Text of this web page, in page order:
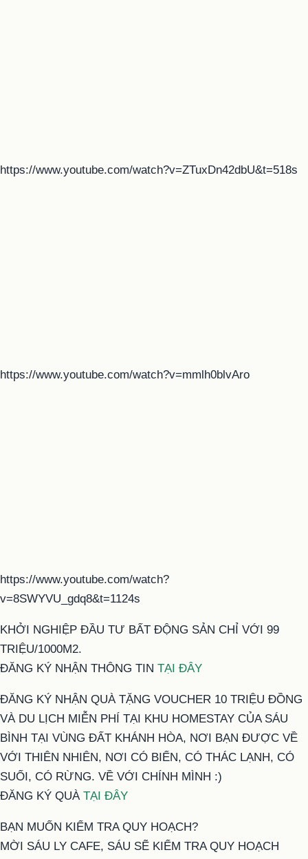
https://www.youtube.com/watch?v=ZTuxDn42dbU&t=518s
https://www.youtube.com/watch?v=mmlh0blvAro
https://www.youtube.com/watch?
v=8SWYVU_gdq8&t=1124s
KHỞI NGHIỆP ĐẦU TƯ BẤT ĐỘNG SẢN CHỈ VỚI 99
TRIỆU/1000M2.
ĐĂNG KÝ NHẬN THÔNG TIN TẠI ĐÂY
ĐĂNG KÝ NHẬN QUÀ TẶNG VOUCHER 10 TRIỆU ĐỒNG
VÀ DU LỊCH MIỄN PHÍ TẠI KHU HOMESTAY CỦA SÁU
BÌNH TẠI VÙNG ĐẤT KHÁNH HÒA, NƠI BẠN ĐƯỢC VỀ
VỚI THIÊN NHIÊN, NƠI CÓ BIỂN, CÓ THÁC LẠNH, CÓ
SUỐI, CÓ RỪNG. VỀ VỚI CHÍNH MÌNH :)
ĐĂNG KÝ QUÀ TẠI ĐÂY
BẠN MUỐN KIỂM TRA QUY HOẠCH?
MỜI SÁU LY CAFE, SÁU SẼ KIỂM TRA QUY HOẠCH